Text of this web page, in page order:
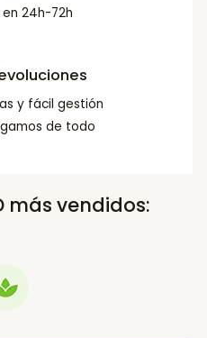
en 24h-72h
y fácil gestión
de todo
más vendidos: